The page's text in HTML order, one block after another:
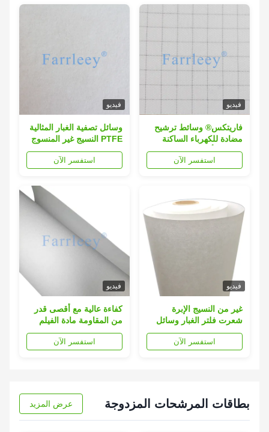
فيديو
فاريتكس® وسائط ترشيح
مضادة للكهرباء الساكنة
مدمجة بأسلاك الفولاذ
المقاوم للصدأ الحماية
استفسر الآن
فيديو
وسائل تصفية الغبار المثالية
PTFE النسيج غير المنسوج
لتطبيقات حرق النفايات
استفسر الآن
فيديو
غير من النسيج الإبرة
شعرت فلتر الغبار وسائل
الإعلام النسيج البوليستر
خرطوشة وسائل الإعلام
استفسر الآن
فيديو
كفاءة عالية مع أقصى قدر
من المقاومة مادة الفيلم
الإبرة البوليستر المزدوجة
لخرطوشات فلتر جمع الغبار
استفسر الآن
بطاقات المرشحات المزدوجة عرض المزيد